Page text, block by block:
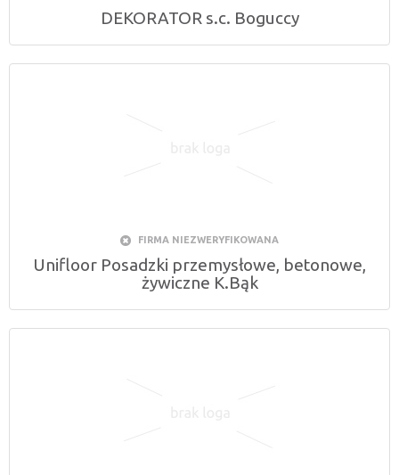
DEKORATOR s.c. Boguccy
FIRMA NIEZWERYFIKOWANA
Unifloor Posadzki przemysłowe, betonowe,
żywiczne K.Bąk